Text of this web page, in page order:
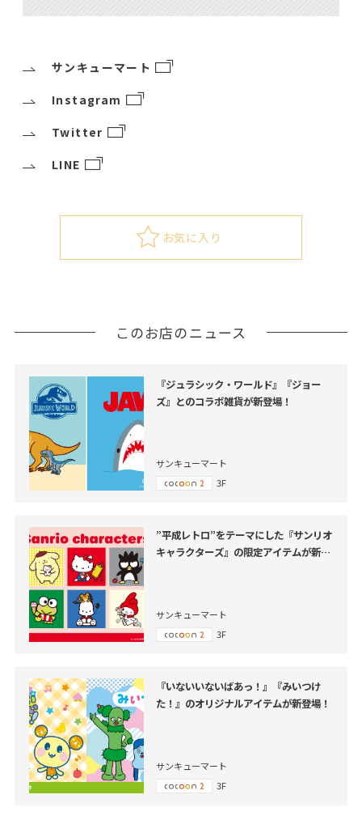
サンキューマート
Instagram
Twitter
LINE
お気に入り
このお店のニュース
『ジュラシック・ワールド』『ジョー
ズ』とのコラボ雑貨が新登場！
サンキューマート
3F
”平成レトロ”をテーマにした『サンリオ
キャラクターズ』の限定アイテムが新登
サンキューマート
3F
『いないいないばあっ！』『みいつけ
た！』のオリジナルアイテムが新登場！
サンキューマート
3F